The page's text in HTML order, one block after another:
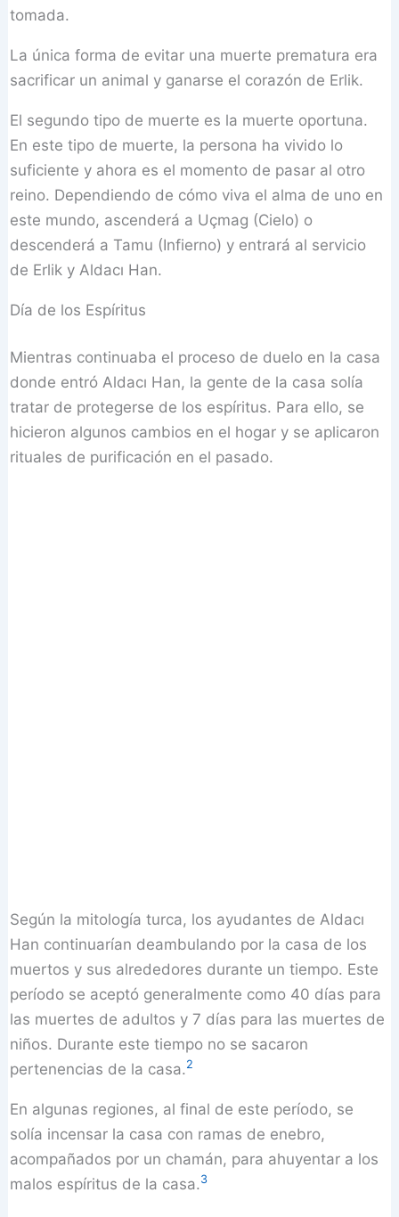
tomada.
La única forma de evitar una muerte prematura era
sacrificar un animal y ganarse el corazón de Erlik.
El segundo tipo de muerte es la muerte oportuna.
En este tipo de muerte, la persona ha vivido lo
suficiente y ahora es el momento de pasar al otro
reino. Dependiendo de cómo viva el alma de uno en
este mundo, ascenderá a Uçmag (Cielo) o
descenderá a Tamu (Infierno) y entrará al servicio
de Erlik y Aldacı Han.
Día de los Espíritus
Mientras continuaba el proceso de duelo en la casa
donde entró Aldacı Han, la gente de la casa solía
tratar de protegerse de los espíritus. Para ello, se
hicieron algunos cambios en el hogar y se aplicaron
rituales de purificación en el pasado.
Según la mitología turca, los ayudantes de Aldacı
Han continuarían deambulando por la casa de los
muertos y sus alrededores durante un tiempo. Este
período se aceptó generalmente como 40 días para
las muertes de adultos y 7 días para las muertes de
niños. Durante este tiempo no se sacaron
pertenencias de la casa.2
En algunas regiones, al final de este período, se
solía incensar la casa con ramas de enebro,
acompañados por un chamán, para ahuyentar a los
malos espíritus de la casa.3